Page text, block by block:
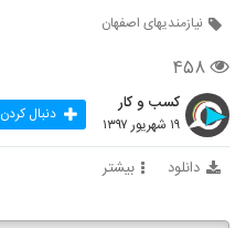
نیازمندیهای اصفهان
۴۵۸
کسب و کار
۱۹ شهریور ۱۳۹۷ دنبال کردن
دانلود بیشتر